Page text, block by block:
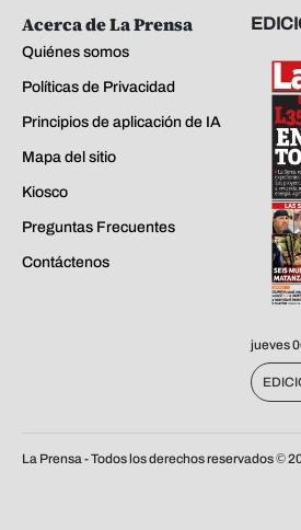
Acerca de La Prensa
Quiénes somos
Políticas de Privacidad
Principios de aplicación de IA
Mapa del sitio
Kiosco
Preguntas Frecuentes
Contáctenos
jueves
La Prensa - Todos los derechos reservados ©